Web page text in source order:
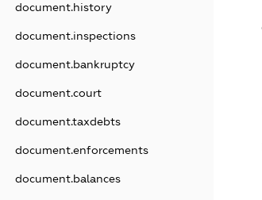
document.history
document.inspections
document.bankruptcy
document.court
document.taxdebts
document.enforcements
document.balances